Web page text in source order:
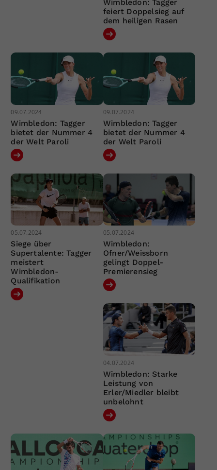
Wimbledon: Tagger
feiert Doppelsieg auf
dem heiligen Rasen
09.07.2024
Wimbledon: Tagger
bietet der Nummer 4
der Welt Paroli
09.07.2024
Wimbledon: Tagger
bietet der Nummer 4
der Welt Paroli
05.07.2024
Siege über
Supertalente: Tagger
meistert
Wimbledon-
Qualifikation
05.07.2024
Wimbledon:
Ofner/Weissborn
gelingt Doppel-
Premierensieg
04.07.2024
Wimbledon: Starke
Leistung von
Erler/Miedler bleibt
unbelohnt